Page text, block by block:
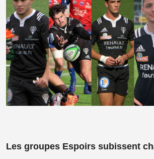
Les groupes Espoirs subissent